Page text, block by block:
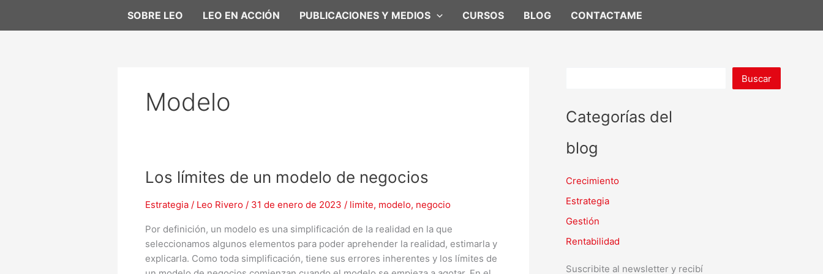
SOBRE LEO LEO EN ACCIÓN PUBLICACIONES Y MEDIOS CURSOS BLOG CONTACTAME
Modelo
Los límites de un modelo de negocios
Estrategia / Leo Rivero / 31 de enero de 2023 / limite, modelo, negocio
Por definición, un modelo es una simplificación de la realidad en la que
seleccionamos algunos elementos para poder aprehender la realidad, estimarla y
explicarla. Como toda simplificación, tiene sus errores inherentes y los límites de
Los
de
modelo
de
negocios
Buscar
Categorías del
blog
Crecimiento
Estrategia
Gestión
Rentabilidad
Suscribite al newsletter y recibí